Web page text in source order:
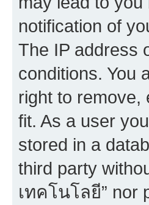
notification of
The IP address
conditions. You
right to remove,
fit. As a user
stored in a
third party
เทคโนโลยี” nor